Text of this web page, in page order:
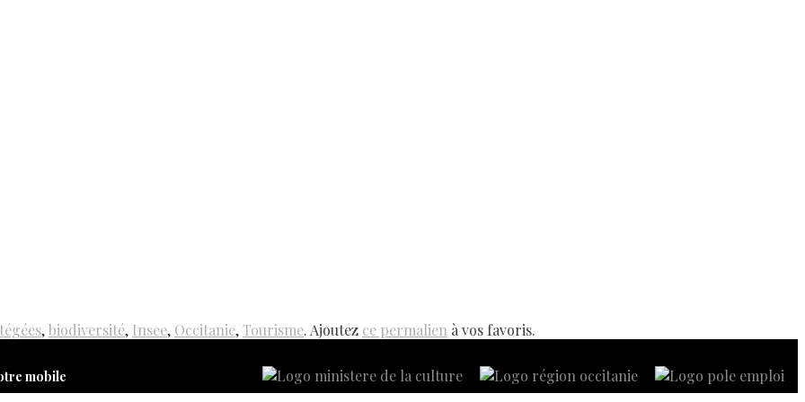
,biodiversité, Insee, Occitanie,Tourisme. Ajoutez ce permalien à vos favoris.
mobile